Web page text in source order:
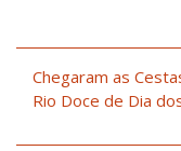
Chegaram as
Rio Doce de Dia